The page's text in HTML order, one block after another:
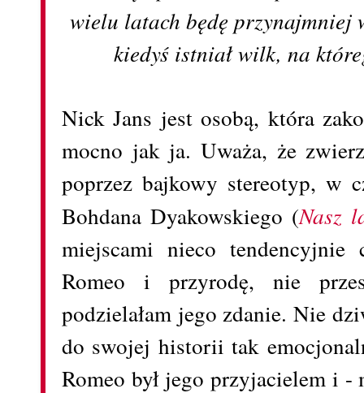
wielu latach będę przynajmniej
kiedyś istniał wilk, na
Nick Jans jest osobą, która
mocno jak ja. Uważa, że
poprzez bajkowy stereotyp, w
Bohdana Dyakowskiego (Nasz
miejscami nieco
Romeo i przyrodę, nie
podzielałam jego zdanie. Nie
do swojej historii tak
Romeo był jego przyjacielem i